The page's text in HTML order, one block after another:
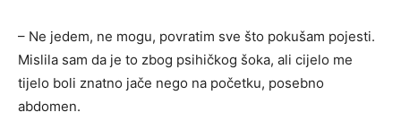
– Ne jedem, ne mogu, povratim sve što pokušam pojesti.
Mislila sam da je to zbog psihičkog šoka, ali cijelo me
tijelo boli znatno jače nego na početku, posebno
abdomen.